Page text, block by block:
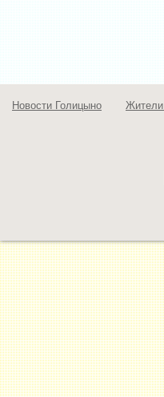
Новости Голицыно